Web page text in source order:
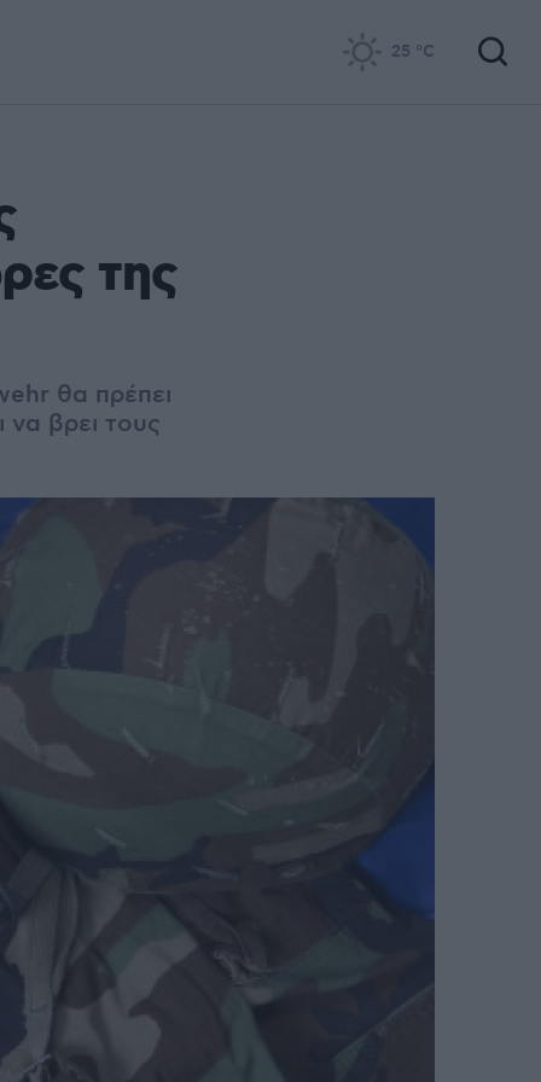
25 °C
της
θα πρέπει
να βρει τους